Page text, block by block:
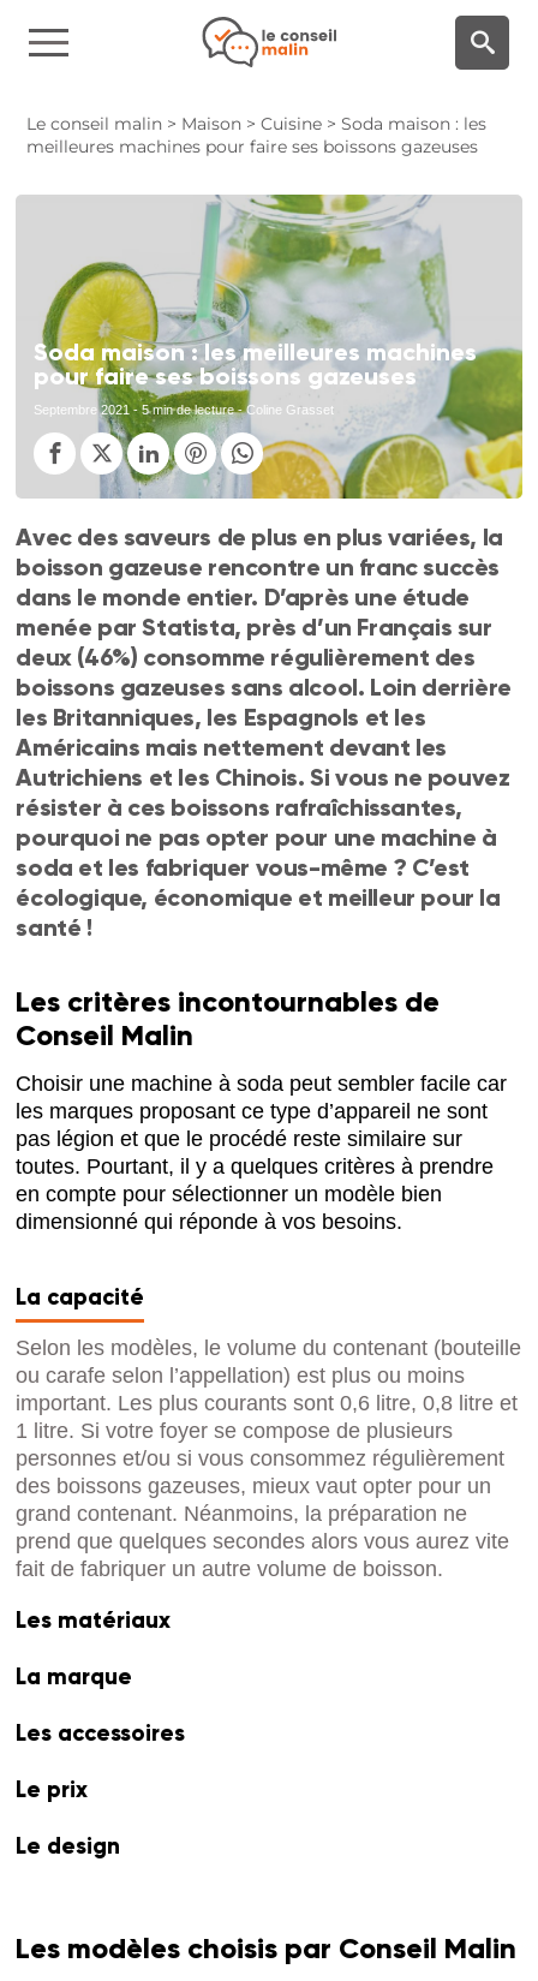
Le conseil malin > Maison >Cuisine >Soda maison : les
meilleures machines pour faire ses boissons gazeuses
Soda maison : les meilleures machines
pour faire ses boissons gazeuses
Septembre 2021- 5 min de lecture - Coline Grasset
Avec des saveurs de plus en plus variées, la
boisson gazeuse rencontre un franc succès
dans le monde entier. D’après une étude
menée par Statista, près d’un Français sur
deux (46%) consomme régulièrement des
boissons gazeuses sans alcool. Loin derrière
les Britanniques, les Espagnols et les
Américains mais nettement devant les
Autrichiens et les Chinois. Si vous ne pouvez
résister à ces boissons rafraîchissantes,
pourquoi ne pas opter pour une machine à
soda et les fabriquer vous-même ? C’est
écologique, économique et meilleur pour la
santé !
Les critères incontournables de
Conseil Malin
Choisir une machine à soda peut sembler facile car
les marques proposant ce type d’appareil ne sont
pas légion et que le procédé reste similaire sur
toutes. Pourtant, il y a quelques critères à prendre
en compte pour sélectionner un modèle bien
dimensionné qui réponde à vos besoins.
La capacité
Selon les modèles, le volume du contenant (bouteille
ou carafe selon l’appellation) est plus ou moins
important. Les plus courants sont 0,6 litre, 0,8 litre et
1 litre. Si votre foyer se compose de plusieurs
personnes et/ou si vous consommez régulièrement
des boissons gazeuses, mieux vaut opter pour un
grand contenant. Néanmoins, la préparation ne
prend que quelques secondes alors vous aurez vite
fait de fabriquer un autre volume de boisson.
Les matériaux
La marque
Les accessoires
Le prix
Le design
Les modèles choisis par Conseil Malin